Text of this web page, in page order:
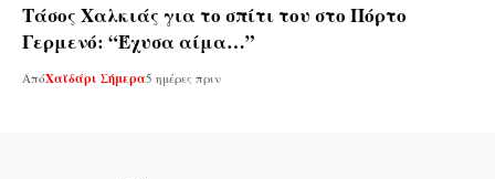
Τάσος Χαλκιάς για το σπίτι του στο Πόρτο
Γερμενό: “Έχυσα αίμα…”
ΑπόΧαϊδάρι Σήμερα5 ημέρες πριν